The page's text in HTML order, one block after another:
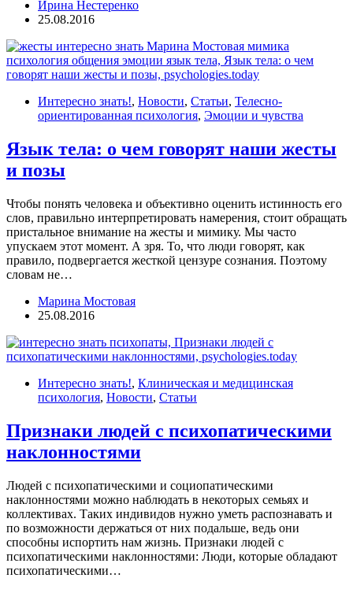
Ирина Нестеренко
25.08.2016
Интересно знать!, Новости, Статьи, Телесно-
ориентированная психология, Эмоции и чувства
Язык тела: о чем говорят наши жесты
и позы
Чтобы понять человека и объективно оценить истинность его
слов, правильно интерпретировать намерения, стоит обращать
пристальное внимание на жесты и мимику. Мы часто
упускаем этот момент. А зря. То, что люди говорят, как
правило, подвергается жесткой цензуре сознания. Поэтому
словам не…
Марина Мостовая
25.08.2016
Интересно знать!, Клиническая и медицинская
психология, Новости, Статьи
Признаки людей с психопатическими
наклонностями
Людей с психопатическими и социопатическими
наклонностями можно наблюдать в некоторых семьях и
коллективах. Таких индивидов нужно уметь распознавать и
по возможности держаться от них подальше, ведь они
способны испортить нам жизнь. Признаки людей с
психопатическими наклонностями: Люди, которые обладают
психопатическими…